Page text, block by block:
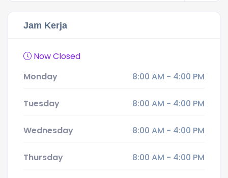
Jam Kerja
Now Closed
Monday
8:00 AM - 4:00 PM
Tuesday 8:00 AM - 4:00 PM
Wednesday 8:00 AM - 4:00 PM
Thursday 8:00 AM - 4:00 PM